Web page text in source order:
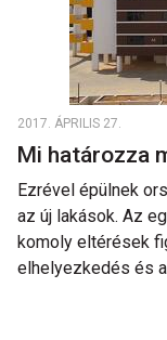
2017. ÁPRILIS 27.
Mi határozza
Ezrével épülnek
az új lakások. Az
komoly eltérések
elhelyezkedés és